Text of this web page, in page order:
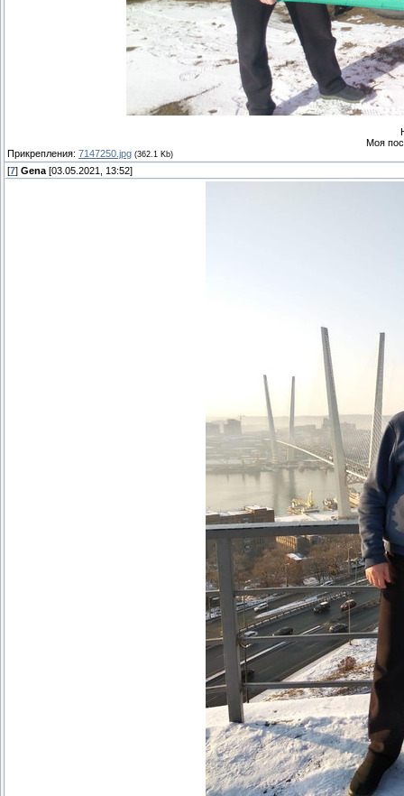
Моя
Прикрепления: 7147250.jpg (362.1 Kb)
[7] Gena [03.05.2021, 13:52]